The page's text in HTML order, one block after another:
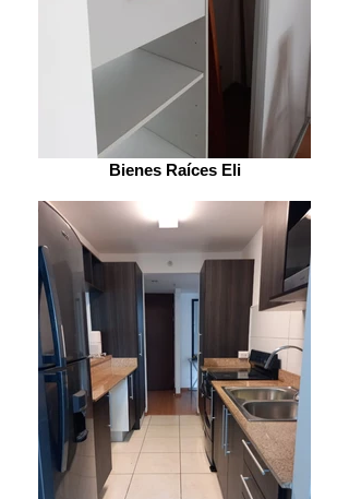
Bienes Raíces Eli